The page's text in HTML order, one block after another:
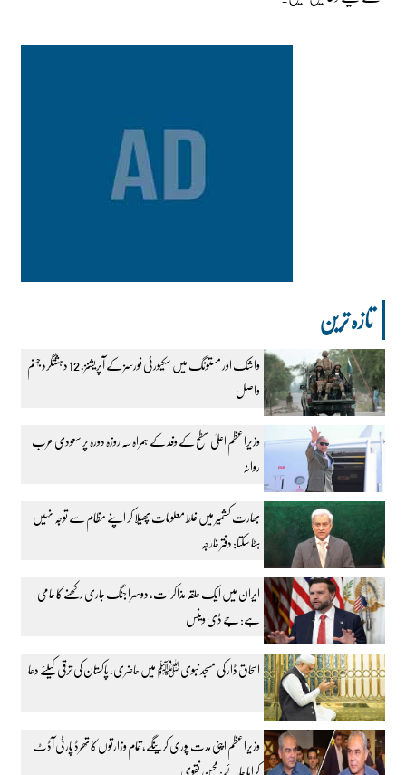
تازہ ترین
واشک اور مستونگ میں سکیورٹی فورسز کے آپریشنز، 12 دہشتگرد جہنم
واصل
وزیراعظم اعلیٰ سطح کے وفد کے ہمراہ سہ روزہ دورہ پر سعودی عرب
روانہ
بھارت کشمیر میں غلط معلومات پھیلا کر اپنے مظالم سے توجہ نہیں
ہٹا سکتا: دفتر خارجہ
ایران میں ایک حلقہ مذاکرات، دوسرا جنگ جاری رکھنے کا حامی
ہے: جے ڈی وینس
اسحاق ڈار کی مسجد نبوی ﷺ میں حاضری، پاکستان کی ترقی کیلئے دعا
وزیراعظم اپنی مدت پوری کرینگے، تمام وزارتوں کا تھرڈ پارٹی آڈٹ